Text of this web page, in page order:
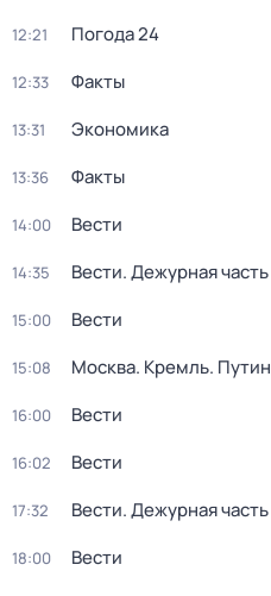
12:21 Погода 24
12:33 Факты
13:31 Экономика
13:36 Факты
14:00 Вести
14:35 Вести. Дежурная часть
15:00 Вести
15:08 Москва. Кремль. Путин
16:00 Вести
16:02 Вести
17:32 Вести. Дежурная часть
18:00 Вести